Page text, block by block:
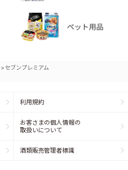
>セブンプレミアム
利用規約
お客さまの個人情報の
取扱いについて
酒類販売管理者標識